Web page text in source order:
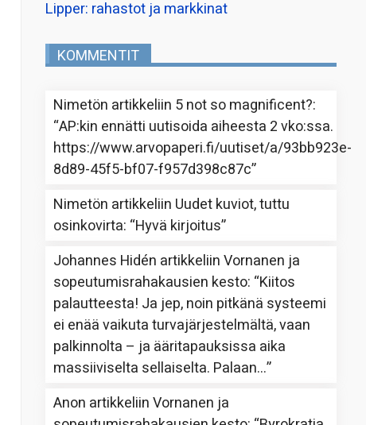
Lipper: rahastot ja markkinat
KOMMENTIT
Nimetön artikkeliin 5 not so magnificent?:
“AP:kin ennätti uutisoida aiheesta 2 vko:ssa.
https://www.arvopaperi.fi/uutiset/a/93bb923e-
8d89-45f5-bf07-f957d398c87c”
Nimetön artikkeliin Uudet kuviot, tuttu
osinkovirta: “Hyvä kirjoitus”
Johannes Hidén artikkeliinVornanen ja
sopeutumisrahakausien kesto: “Kiitos
palautteesta! Ja jep, noin pitkänä systeemi
ei enää vaikuta turvajärjestelmältä, vaan
palkinnolta – ja ääritapauksissa aika
massiiviselta sellaiselta. Palaan…”
Anon artikkeliinVornanen ja